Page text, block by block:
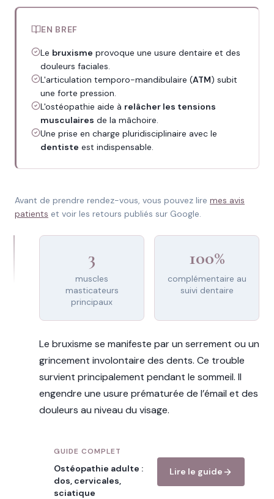
EN BREF
Le bruxisme provoque une usure dentaire et des
douleurs faciales.
L'articulation temporo-mandibulaire (ATM) subit
une forte pression.
L'ostéopathie aide à relâcher les tensions
musculaires de la mâchoire.
Une prise en charge pluridisciplinaire avec le
dentiste est indispensable.
Avant de prendre rendez-vous, vous pouvez lire mes avis
patients et voir les retours publiés sur Google.
3
muscles
masticateurs
principaux
100%
complémentaire au
suivi dentaire
Le bruxisme se manifeste par un serrement ou un
grincement involontaire des dents. Ce trouble
survient principalement pendant le sommeil. Il
engendre une usure prématurée de l’émail et des
douleurs au niveau du visage.
GUIDE COMPLET
Ostéopathie adulte :
dos, cervicales,
sciatique
Lire le guide